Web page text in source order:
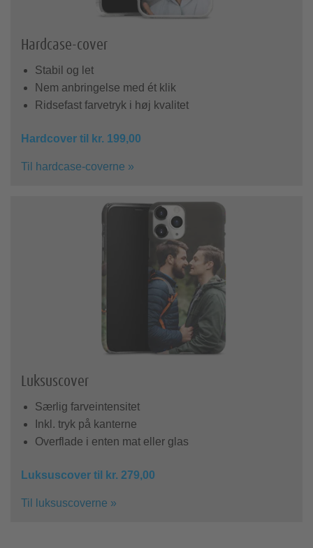
Hardcase-cover
Stabil og let
Nem anbringelse med ét klik
Ridsefast farvetryk i høj kvalitet
Hardcover til kr. 199,00
Til hardcase-coverne »
Luksuscover
Særlig farveintensitet
Inkl. tryk på kanterne
Overflade i enten mat eller glas
Luksuscover til kr. 279,00
Til luksuscoverne »